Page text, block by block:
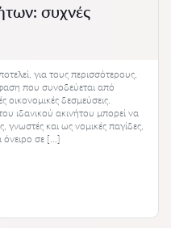
συχνές
για τους περισσότερους,
που συνοδεύεται από
οικονομικές δεσμεύσεις.
ιδανικού ακινήτου μπορεί να
γνωστές και ως νομικές παγίδες,
όνειρο σε […]